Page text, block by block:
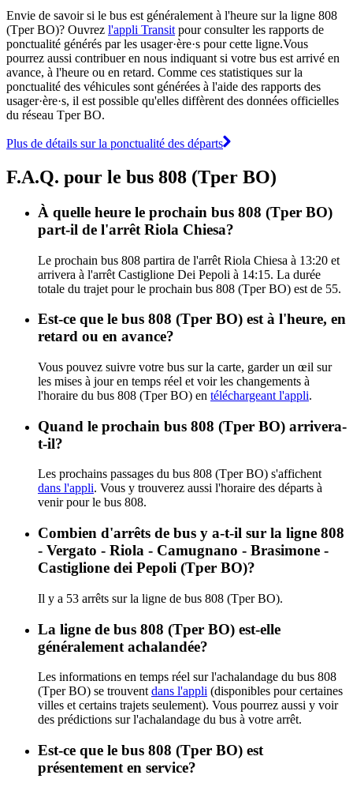
Envie de savoir si le bus est généralement à l'heure sur la ligne 808
(Tper BO)? Ouvrez l'appli Transit pour consulter les rapports de
ponctualité générés par les usager·ère·s pour cette ligne.Vous
pourrez aussi contribuer en nous indiquant si votre bus est arrivé en
avance, à l'heure ou en retard. Comme ces statistiques sur la
ponctualité des véhicules sont générées à l'aide des rapports des
usager·ère·s, il est possible qu'elles diffèrent des données officielles
du réseau Tper BO.
Plus de détails sur la ponctualité des départs
F.A.Q. pour le bus 808 (Tper BO)
À quelle heure le prochain bus 808 (Tper BO)
part-il de l'arrêt Riola Chiesa?
Le prochain bus 808 partira de l'arrêt Riola Chiesa à 13:20 et
arrivera à l'arrêt Castiglione Dei Pepoli à 14:15. La durée
totale du trajet pour le prochain bus 808 (Tper BO) est de 55.
Est-ce que le bus 808 (Tper BO) est à l'heure, en
retard ou en avance?
Vous pouvez suivre votre bus sur la carte, garder un œil sur
les mises à jour en temps réel et voir les changements à
l'horaire du bus 808 (Tper BO) en téléchargeant l'appli.
Quand le prochain bus 808 (Tper BO) arrivera-
t-il?
Les prochains passages du bus 808 (Tper BO) s'affichent
dans l'appli. Vous y trouverez aussi l'horaire des départs à
venir pour le bus 808.
Combien d'arrêts de bus y a-t-il sur la ligne 808
- Vergato - Riola - Camugnano - Brasimone -
Castiglione dei Pepoli (Tper BO)?
Il y a 53 arrêts sur la ligne de bus 808 (Tper BO).
La ligne de bus 808 (Tper BO) est-elle
généralement achalandée?
Les informations en temps réel sur l'achalandage du bus 808
(Tper BO) se trouvent dans l'appli (disponibles pour certaines
villes et certains trajets seulement). Vous pourrez aussi y voir
des prédictions sur l'achalandage du bus à votre arrêt.
Est-ce que le bus 808 (Tper BO) est
présentement en service?